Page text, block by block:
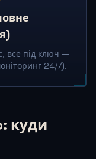
все під ключ —
24/7).
куди